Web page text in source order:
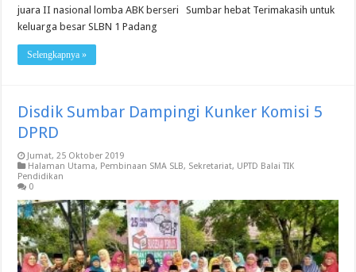
juara II nasional lomba ABK berseri Sumbar hebat Terimakasih untuk
keluarga besar SLBN 1 Padang
Selengkapnya »
Disdik Sumbar Dampingi Kunker Komisi 5
DPRD
Jumat, 25 Oktober 2019
Halaman Utama, Pembinaan SMA SLB, Sekretariat, UPTD Balai TIK
Pendidikan
0